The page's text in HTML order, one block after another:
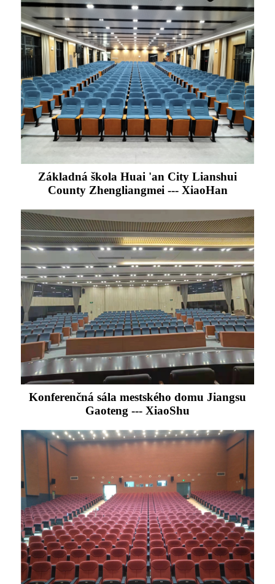
Základná škola Huai 'an City Lianshui
County Zhengliangmei --- XiaoHan
Konferenčná sála mestského domu Jiangsu
Gaoteng --- XiaoShu